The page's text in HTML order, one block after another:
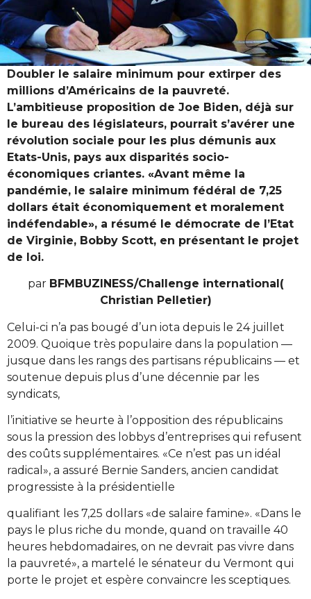
Doubler le salaire minimum pour extirper des
millions d’Américains de la pauvreté.
L’ambitieuse proposition de Joe Biden, déjà sur
le bureau des législateurs, pourrait s’avérer une
révolution sociale pour les plus démunis aux
Etats-Unis, pays aux disparités socio-
économiques criantes. «Avant même la
pandémie, le salaire minimum fédéral de 7,25
dollars était économiquement et moralement
indéfendable», a résumé le démocrate de l’Etat
de Virginie, Bobby Scott, en présentant le projet
de loi.
par BFMBUZINESS/Challenge international(
Christian Pelletier)
Celui-ci n’a pas bougé d’un iota depuis le 24 juillet
2009. Quoique très populaire dans la population —
jusque dans les rangs des partisans républicains — et
soutenue depuis plus d’une décennie par les
syndicats,
l’initiative se heurte à l’opposition des républicains
sous la pression des lobbys d’entreprises qui refusent
des coûts supplémentaires. «Ce n’est pas un idéal
radical», a assuré Bernie Sanders, ancien candidat
progressiste à la présidentielle
qualifiant les 7,25 dollars «de salaire famine». «Dans le
pays le plus riche du monde, quand on travaille 40
heures hebdomadaires, on ne devrait pas vivre dans
la pauvreté», a martelé le sénateur du Vermont qui
porte le projet et espère convaincre les sceptiques.